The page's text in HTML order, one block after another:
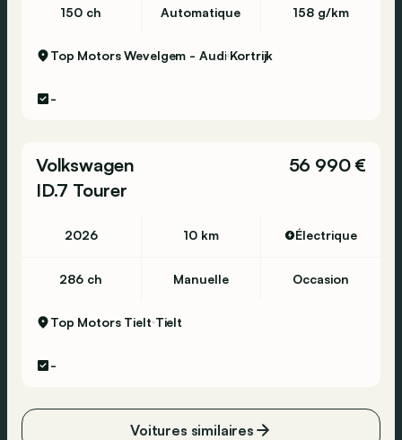
150 ch Automatique 158 g/km
Top Motors Wevelgem - Audi Kortrijk
-
Volkswagen
ID.7 Tourer
56 990 €
2026 10 km Électrique
286 ch Manuelle Occasion
Top Motors Tielt Tielt
-
Voitures similaires